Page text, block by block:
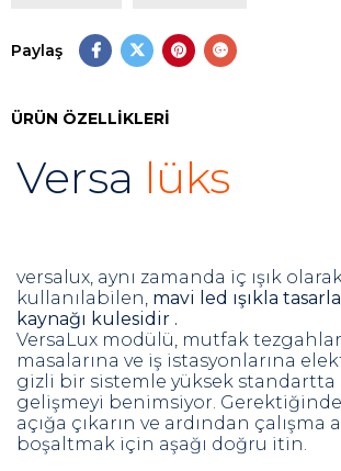
Paylaş
ÜRÜN ÖZELLIKLERI
Versa lüks
versalux, aynı zamanda iç ışık
kullanılabilen, mavi led ışıkla
kaynağı kulesidir .
VersaLux modülü, mutfak
masalarına ve iş istasyonlarına
gizli bir sistemle yüksek
gelişmeyi benimsiyor.
açığa çıkarın ve ardından çalışma
boşaltmak için aşağı doğru itin.